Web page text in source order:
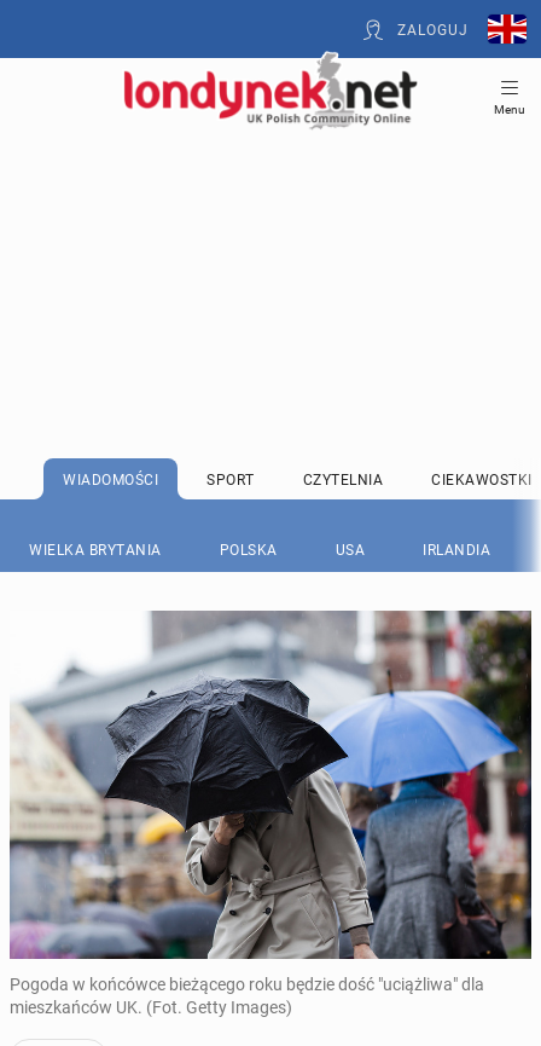
ZALOGUJ
Menu
WIADOMOŚCI SPORT CZYTELNIA CIEKAWOSTKI
WIELKA BRYTANIA POLSKA USA IRLANDIA
Pogoda w końcówce bieżącego roku będzie dość "uciążliwa" dla
mieszkańców UK. (Fot. Getty Images)